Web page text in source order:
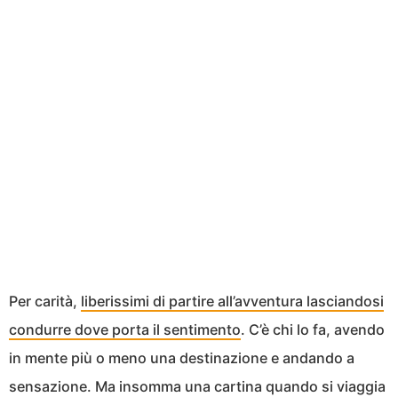
Per carità, liberissimi di partire all’avventura lasciandosi
condurre dove porta il sentimento. C’è chi lo fa, avendo
in mente più o meno una destinazione e andando a
sensazione. Ma insomma una cartina quando si viaggia